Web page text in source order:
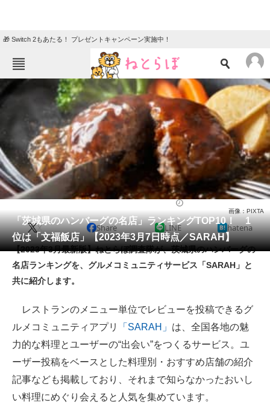
🎁 Switch 2もあたる！ プレゼントキャンペーン実施中！
ねとらぼメニュー
ニュース
エンタメ クイズ
グルメ
住まい 教育・育児
動物 リサーチ
会員記事
メディア
注目記事を集めた総合ページ
スマホと通信の最新トレンド
進化するPCとデバイスの未来
好きが集まる 比べて選べる
ビジネスと働き方のヒント
「茨城県のハンバーグの名店」ランキングTOP10！ 1
位は「文福飯店」【2023年3月7日時点／SARAH】
画像：PIXTA
X Share LINE hatena
【2023年3月最新版】ねとらぼ調査隊が、茨城県のハンバーグの
名店ランキングを、グルメコミュニティサービス「SARAH」と
共に紹介します。
レストランのメニュー単位でレビューを投稿できるグ
ルメコミュニティアプリ
「SARAH」 は、全国各地の魅
力的な料理とユーザーの“出会い”をつくるサービス。ユ
ーザー投稿をベースとした料理別・おすすめ店舗の紹介
記事なども掲載しており、それまで知らなかったおいし
い料理にめぐり会えると人気を集めています。